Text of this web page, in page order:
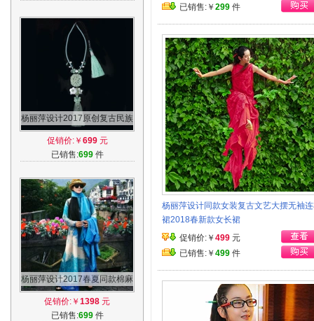
杨丽萍设计2017原创复古民族
风岫玉真丝流苏珍珠两件套胸
针项圈
促销价:￥ 699元
已销售:699件
杨丽萍设计2017春夏同款棉麻
手绘民族风印花褶皱圆领长袖
连衣裙女
促销价:￥ 1398 元
已销售:699件
已销售:￥ 299 件
杨丽萍设计同款女装复古文艺大摆无袖
裙2018春新款女长裙
促销价:￥ 499 元
已销售:￥ 499 件